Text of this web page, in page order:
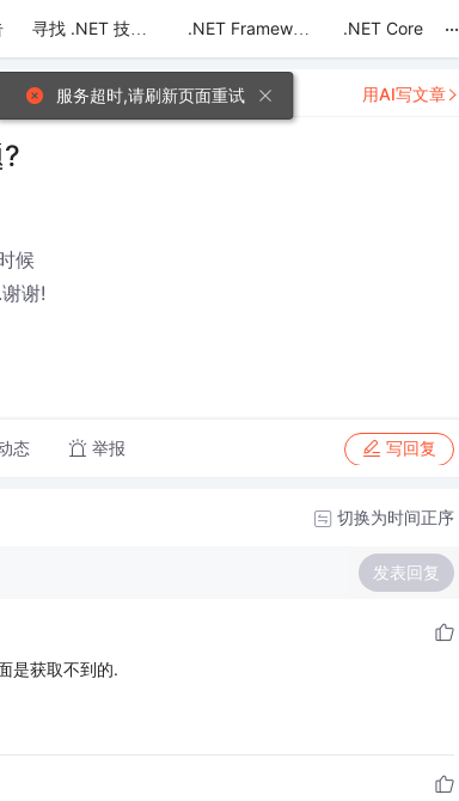
寻找 .NET 技术达人 .NET Framework .NET Core ...
候
谢!
态 举报 写回复
用AI写文章
切换为时间正序
发表回复
是获取不到的.
服务超时,请刷新页面重试